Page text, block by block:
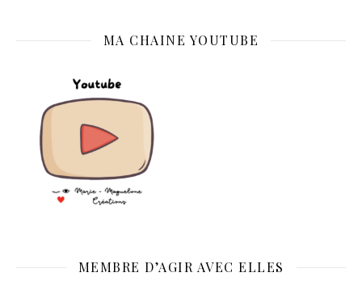
MA CHAINE YOUTUBE
MEMBRE D’AGIR AVEC ELLES